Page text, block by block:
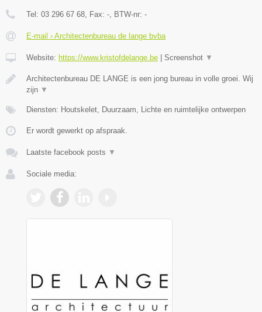
Tel: 03 296 67 68 , Fax: - , BTW-nr: -
E-mail › Architectenbureau de lange bvba
Website: https://www.kristofdelange.be Screenshot ▼
Architectenbureau DE LANGE is een jong bureau in volle groei. Wij
zijn ▼
Diensten: Houtskelet, Duurzaam, Lichte en ruimtelijke ontwerpen
Er wordt gewerkt op afspraak.
Laatste facebook posts ▼
Sociale media: